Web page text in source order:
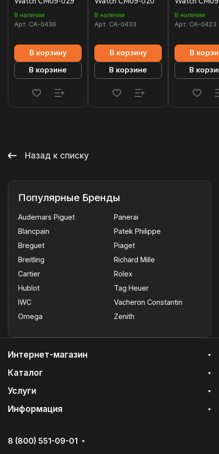
В наличии
Арт. CA-0436
В корзину
В корзине
В наличии
Арт. CA-0433
В корзину
В корзине
В наличии
Арт. CA-0423
В
В
Назад к списку
Популярные Бренды
Audemars Piguet
Blancpain
Breguet
Breitling
Cartier
Hublot
IWC
Omega
Panerai
Patek Philippe
Piaget
Richard Mille
Rolex
Tag Heuer
Vacheron Constantin
Zenith
Интернет-магазин
Каталог
Услуги
Информация
8 (800) 551-09-01